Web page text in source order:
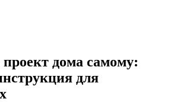
проект дома самому:
для